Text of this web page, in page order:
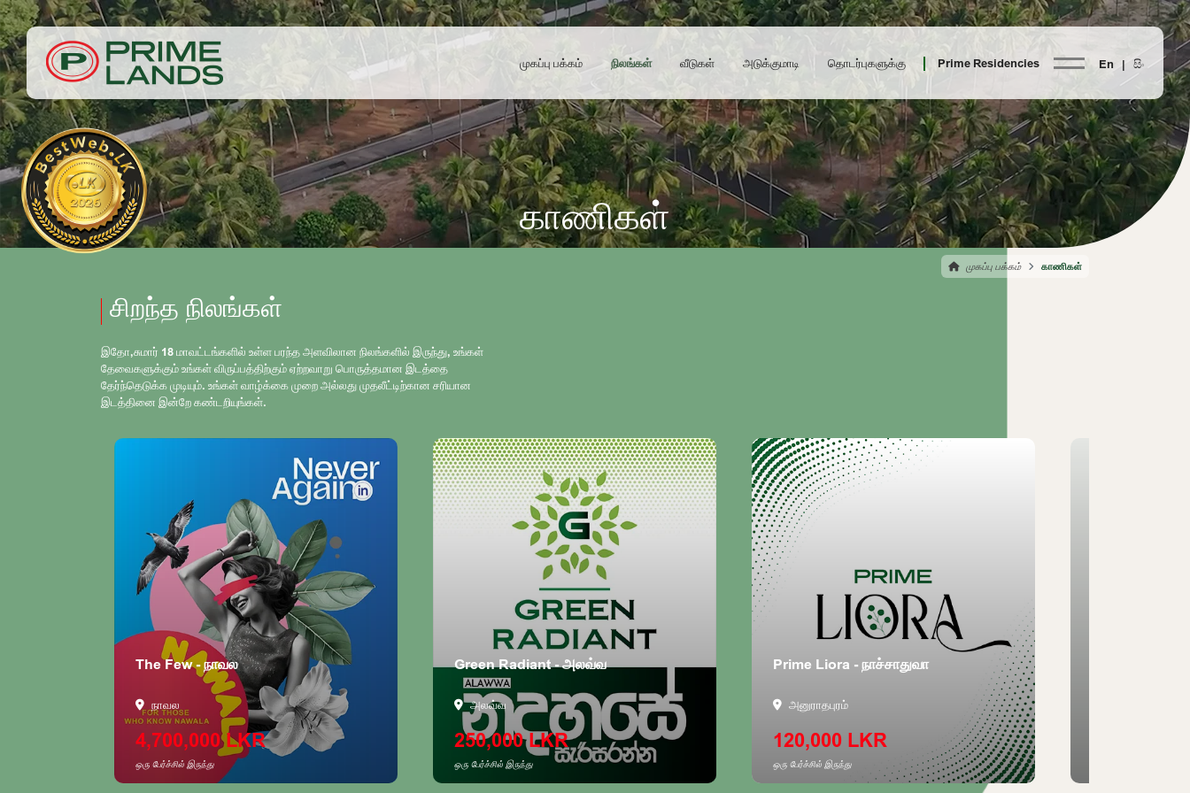
முகப்பு பக்கம் நிலங்கள் வீடுகள் அடுக்குமாடி தொடர்புகளுக்கு Prime Residencies En | සිං
காணிகள்
முகப்பு பக்கம் காணிகள்
சிறந்த நிலங்கள்
இதோ,சுமார் 18 மாவட்டங்களில் உள்ள பரந்த அளவிலான நிலங்களில் இருந்து, உங்கள்
தேவைகளுக்கும் உங்கள் விருப்பத்திற்கும் ஏற்றவாறு பொருத்தமான இடத்தை
தேர்ந்தெடுக்க முடியும். உங்கள் வாழ்க்கை முறை அல்லது முதலீட்டிற்கான சரியான
இடத்தினை இன்றே கண்டறியுங்கள்.
The Few - நாவல
நாவல
4,700,000 LKR
ஒரு பேர்ச்சில் இருந்து
Green Radiant - அலவ்வ
அலவ்வ
250,000 LKR
ஒரு பேர்ச்சில் இருந்து
Prime Liora - நாச்சாதுவா
அனுராதபுரம்
120,000 LKR
ஒரு பேர்ச்சில் இருந்து